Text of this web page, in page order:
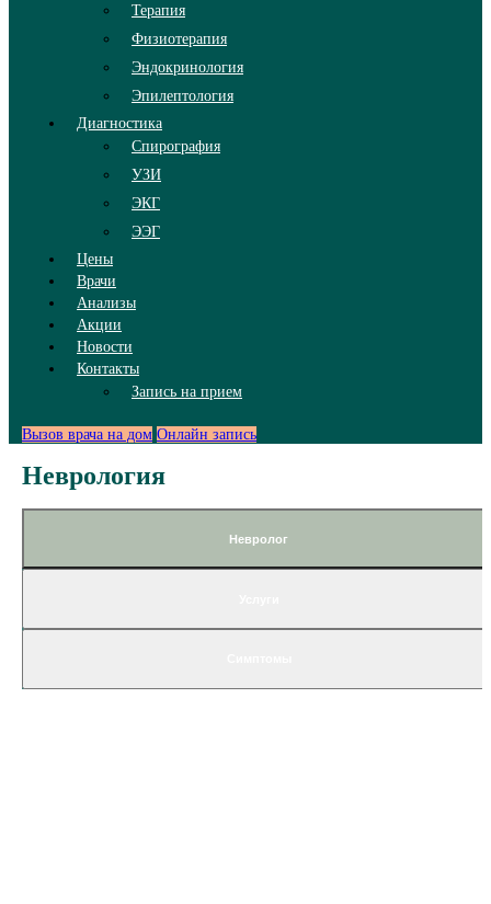
Терапия
Физиотерапия
Эндокринология
Эпилептология
Диагностика
Спирография
УЗИ
ЭКГ
ЭЭГ
Цены
Врачи
Анализы
Акции
Новости
Контакты
Запись на прием
Вызов врача на дом Онлайн запись
Неврология
Невролог